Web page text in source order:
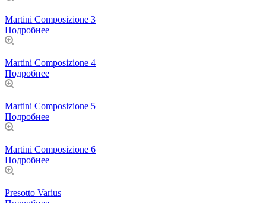
Martini Composizione 3
Подробнее
Martini Composizione 4
Подробнее
Martini Composizione 5
Подробнее
Martini Composizione 6
Подробнее
Presotto Varius